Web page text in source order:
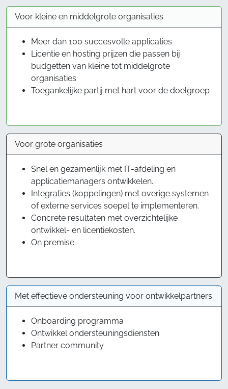
Voor kleine en middelgrote organisaties
Meer dan 100 succesvolle applicaties
Licentie en hosting prijzen die passen bij
budgetten van kleine tot middelgrote
organisaties
Toegankelijke partij met hart voor de doelgroep
Voor grote organisaties
Snel en gezamenlijk met IT-afdeling en
applicatiemanagers ontwikkelen.
Integraties (koppelingen) met overige systemen
of externe services soepel te implementeren.
Concrete resultaten met overzichtelijke
ontwikkel- en licentiekosten.
On premise.
Met effectieve ondersteuning voor ontwikkelpartners
Onboarding programma
Ontwikkel ondersteuningsdiensten
Partner community